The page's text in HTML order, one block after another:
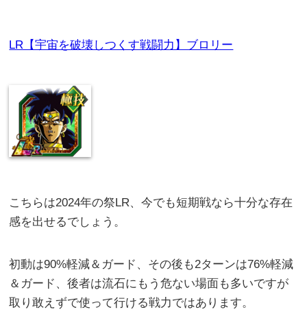
LR【宇宙を破壊しつくす戦闘力】ブロリー
こちらは2024年の祭LR、今でも短期戦なら十分な存在
感を出せるでしょう。
初動は90%軽減＆ガード、その後も2ターンは76%軽減
＆ガード、後者は流石にもう危ない場面も多いですが
取り敢えずで使って行ける戦力ではあります。